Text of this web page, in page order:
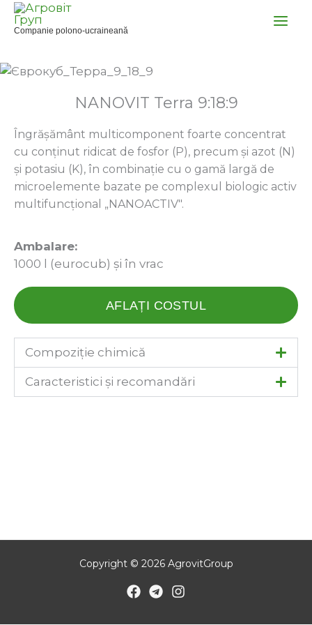
Skip
Companie polono-ucraineană
NANOVIT Terra 9:18:9
Îngrășământ multicomponent foarte concentrat
cu conținut ridicat de fosfor (P), precum și azot (N)
și potasiu (K), în combinație cu o gamă largă de
microelemente bazate pe complexul biologic activ
multifuncțional „NANOACTIV".
Ambalare:
1000 l (eurocub) și în vrac
AFLAȚI COSTUL
Compoziție chimică
Caracteristici și recomandări
Copyright © 2026 AgrovitGroup